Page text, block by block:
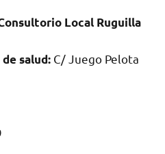
Local Ruguilla
salud: C/ Juego Pelota